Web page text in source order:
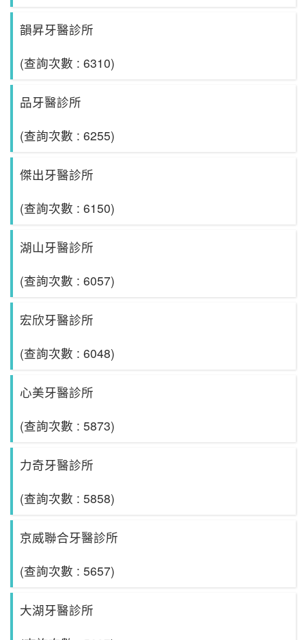
韻昇牙醫診所
(查詢次數 : 6310)
品牙醫診所
(查詢次數 : 6255)
傑出牙醫診所
(查詢次數 : 6150)
湖山牙醫診所
(查詢次數 : 6057)
宏欣牙醫診所
(查詢次數 : 6048)
心美牙醫診所
(查詢次數 : 5873)
力奇牙醫診所
(查詢次數 : 5858)
京威聯合牙醫診所
(查詢次數 : 5657)
大湖牙醫診所